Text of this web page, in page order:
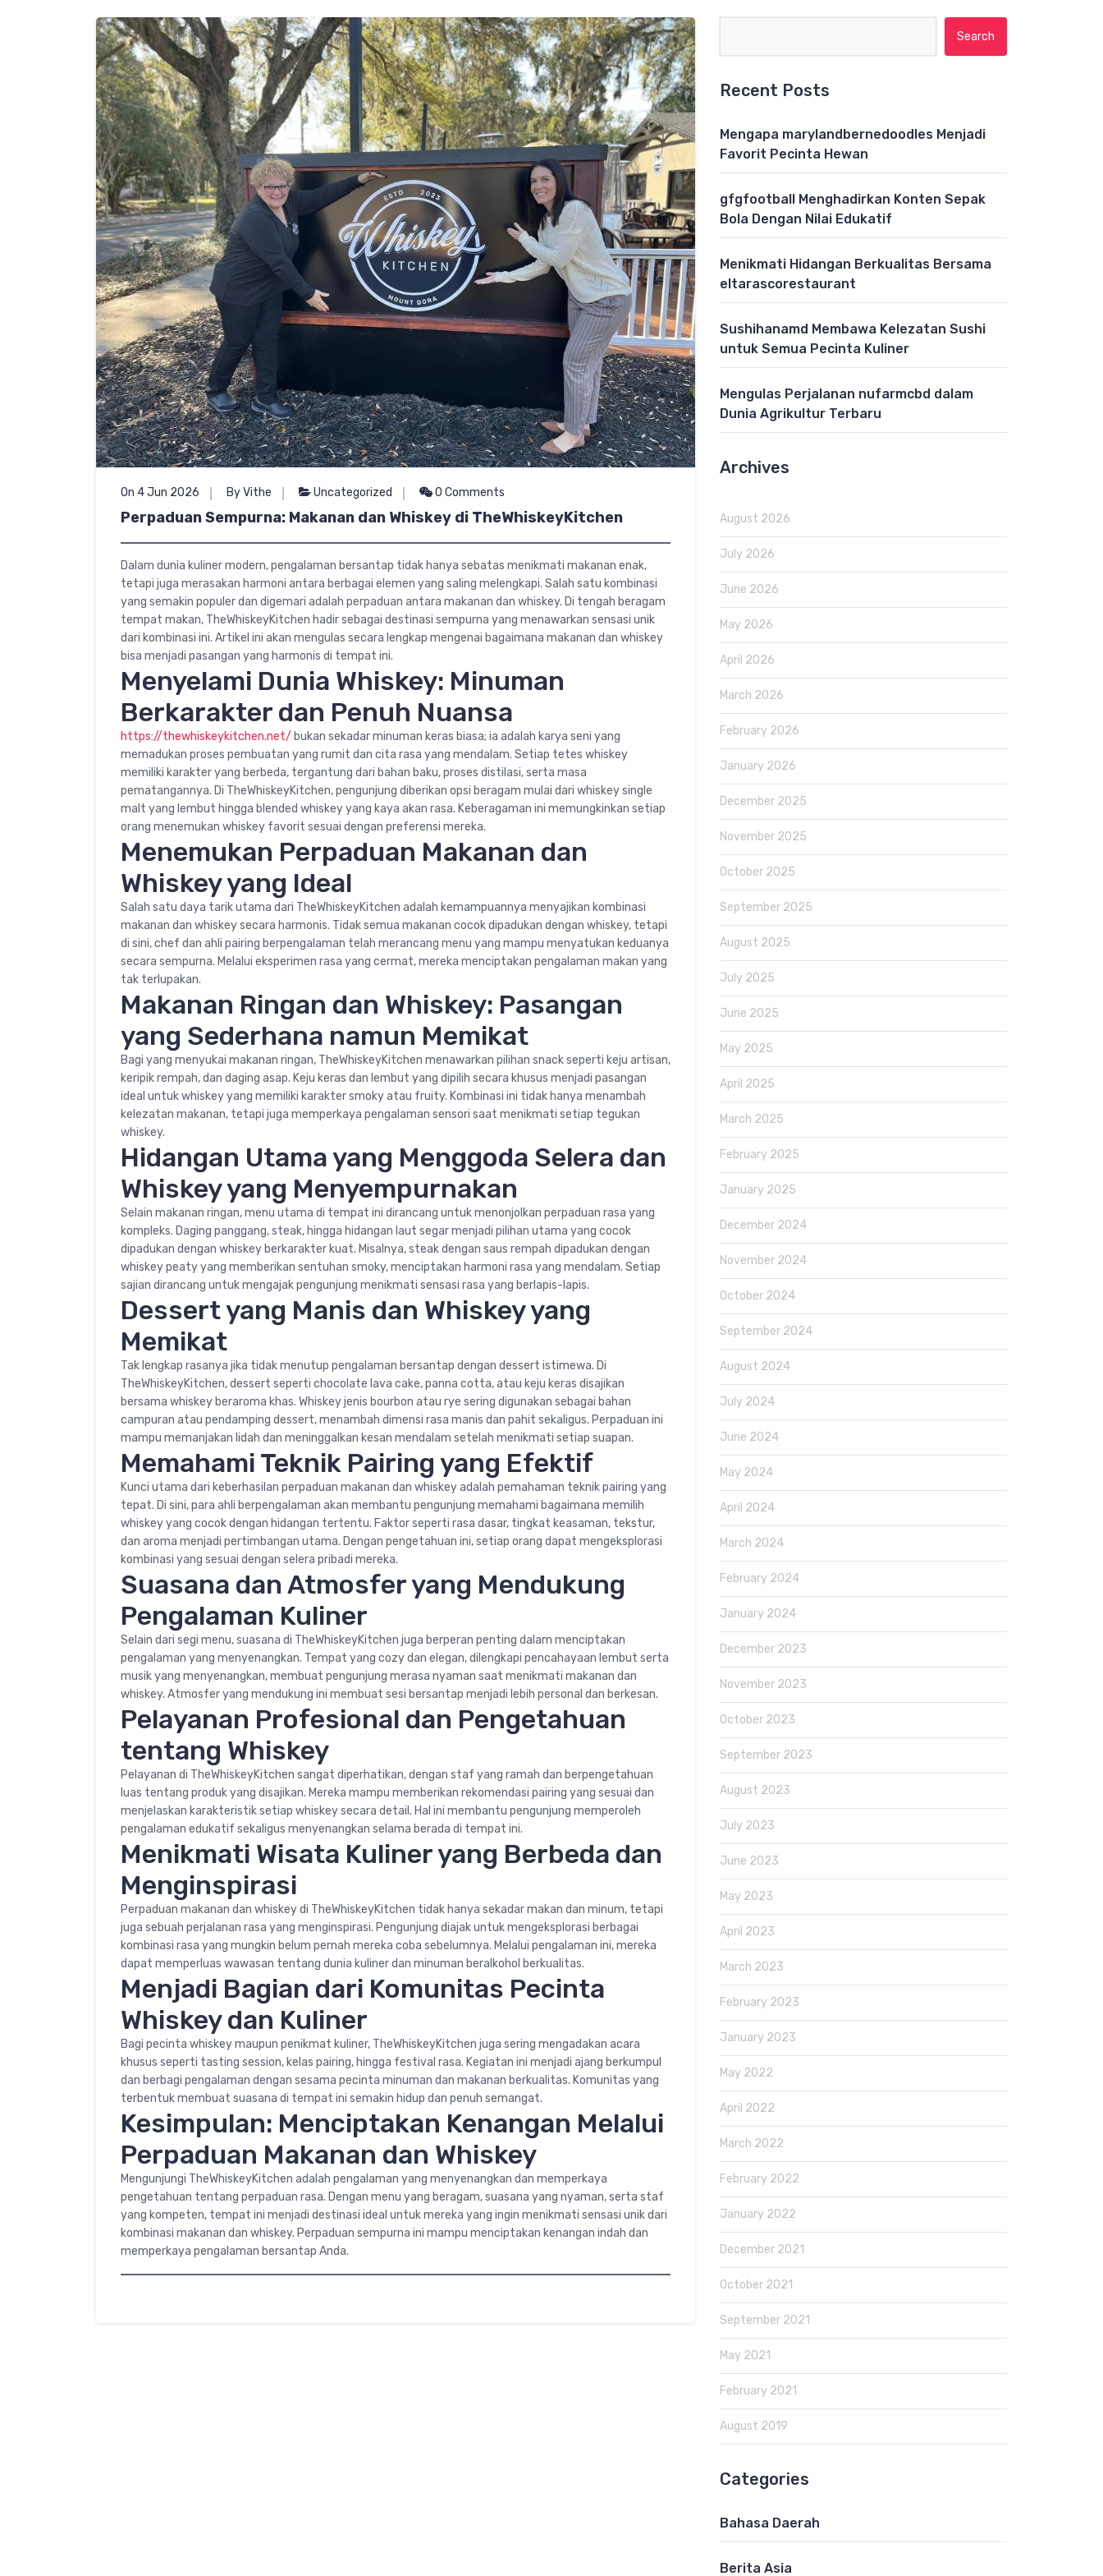
On 4 Jun 2026 By Vithe Uncategorized 0 Comments
Perpaduan Sempurna: Makanan dan Whiskey di TheWhiskeyKitchen
Dalam dunia kuliner modern, pengalaman bersantap tidak hanya sebatas menikmati makanan enak,
tetapi juga merasakan harmoni antara berbagai elemen yang saling melengkapi. Salah satu kombinasi
yang semakin populer dan digemari adalah perpaduan antara makanan dan whiskey. Di tengah beragam
tempat makan, TheWhiskeyKitchen hadir sebagai destinasi sempurna yang menawarkan sensasi unik
dari kombinasi ini. Artikel ini akan mengulas secara lengkap mengenai bagaimana makanan dan whiskey
bisa menjadi pasangan yang harmonis di tempat ini.
Menyelami Dunia Whiskey: Minuman
Berkarakter dan Penuh Nuansa
https://thewhiskeykitchen.net/ bukan sekadar minuman keras biasa; ia adalah karya seni yang
memadukan proses pembuatan yang rumit dan cita rasa yang mendalam. Setiap tetes whiskey
memiliki karakter yang berbeda, tergantung dari bahan baku, proses distilasi, serta masa
pematangannya. Di TheWhiskeyKitchen, pengunjung diberikan opsi beragam mulai dari whiskey single
malt yang lembut hingga blended whiskey yang kaya akan rasa. Keberagaman ini memungkinkan setiap
orang menemukan whiskey favorit sesuai dengan preferensi mereka.
Menemukan Perpaduan Makanan dan
Whiskey yang Ideal
Salah satu daya tarik utama dari TheWhiskeyKitchen adalah kemampuannya menyajikan kombinasi
makanan dan whiskey secara harmonis. Tidak semua makanan cocok dipadukan dengan whiskey, tetapi
di sini, chef dan ahli pairing berpengalaman telah merancang menu yang mampu menyatukan keduanya
secara sempurna. Melalui eksperimen rasa yang cermat, mereka menciptakan pengalaman makan yang
tak terlupakan.
Makanan Ringan dan Whiskey: Pasangan
yang Sederhana namun Memikat
Bagi yang menyukai makanan ringan, TheWhiskeyKitchen menawarkan pilihan snack seperti keju artisan,
keripik rempah, dan daging asap. Keju keras dan lembut yang dipilih secara khusus menjadi pasangan
ideal untuk whiskey yang memiliki karakter smoky atau fruity. Kombinasi ini tidak hanya menambah
kelezatan makanan, tetapi juga memperkaya pengalaman sensori saat menikmati setiap tegukan
whiskey.
Hidangan Utama yang Menggoda Selera dan
Whiskey yang Menyempurnakan
Selain makanan ringan, menu utama di tempat ini dirancang untuk menonjolkan perpaduan rasa yang
kompleks. Daging panggang, steak, hingga hidangan laut segar menjadi pilihan utama yang cocok
dipadukan dengan whiskey berkarakter kuat. Misalnya, steak dengan saus rempah dipadukan dengan
whiskey peaty yang memberikan sentuhan smoky, menciptakan harmoni rasa yang mendalam. Setiap
sajian dirancang untuk mengajak pengunjung menikmati sensasi rasa yang berlapis-lapis.
Dessert yang Manis dan Whiskey yang
Memikat
Tak lengkap rasanya jika tidak menutup pengalaman bersantap dengan dessert istimewa. Di
TheWhiskeyKitchen, dessert seperti chocolate lava cake, panna cotta, atau keju keras disajikan
bersama whiskey beraroma khas. Whiskey jenis bourbon atau rye sering digunakan sebagai bahan
campuran atau pendamping dessert, menambah dimensi rasa manis dan pahit sekaligus. Perpaduan ini
mampu memanjakan lidah dan meninggalkan kesan mendalam setelah menikmati setiap suapan.
Memahami Teknik Pairing yang Efektif
Kunci utama dari keberhasilan perpaduan makanan dan whiskey adalah pemahaman teknik pairing yang
tepat. Di sini, para ahli berpengalaman akan membantu pengunjung memahami bagaimana memilih
whiskey yang cocok dengan hidangan tertentu. Faktor seperti rasa dasar, tingkat keasaman, tekstur,
dan aroma menjadi pertimbangan utama. Dengan pengetahuan ini, setiap orang dapat mengeksplorasi
kombinasi yang sesuai dengan selera pribadi mereka.
Suasana dan Atmosfer yang Mendukung
Pengalaman Kuliner
Selain dari segi menu, suasana di TheWhiskeyKitchen juga berperan penting dalam menciptakan
pengalaman yang menyenangkan. Tempat yang cozy dan elegan, dilengkapi pencahayaan lembut serta
musik yang menyenangkan, membuat pengunjung merasa nyaman saat menikmati makanan dan
whiskey. Atmosfer yang mendukung ini membuat sesi bersantap menjadi lebih personal dan berkesan.
Pelayanan Profesional dan Pengetahuan
tentang Whiskey
Pelayanan di TheWhiskeyKitchen sangat diperhatikan, dengan staf yang ramah dan berpengetahuan
luas tentang produk yang disajikan. Mereka mampu memberikan rekomendasi pairing yang sesuai dan
menjelaskan karakteristik setiap whiskey secara detail. Hal ini membantu pengunjung memperoleh
pengalaman edukatif sekaligus menyenangkan selama berada di tempat ini.
Menikmati Wisata Kuliner yang Berbeda dan
Menginspirasi
Perpaduan makanan dan whiskey di TheWhiskeyKitchen tidak hanya sekadar makan dan minum, tetapi
juga sebuah perjalanan rasa yang menginspirasi. Pengunjung diajak untuk mengeksplorasi berbagai
kombinasi rasa yang mungkin belum pernah mereka coba sebelumnya. Melalui pengalaman ini, mereka
dapat memperluas wawasan tentang dunia kuliner dan minuman beralkohol berkualitas.
Menjadi Bagian dari Komunitas Pecinta
Whiskey dan Kuliner
Bagi pecinta whiskey maupun penikmat kuliner, TheWhiskeyKitchen juga sering mengadakan acara
khusus seperti tasting session, kelas pairing, hingga festival rasa. Kegiatan ini menjadi ajang berkumpul
dan berbagi pengalaman dengan sesama pecinta minuman dan makanan berkualitas. Komunitas yang
terbentuk membuat suasana di tempat ini semakin hidup dan penuh semangat.
Kesimpulan: Menciptakan Kenangan Melalui
Perpaduan Makanan dan Whiskey
Mengunjungi TheWhiskeyKitchen adalah pengalaman yang menyenangkan dan memperkaya
pengetahuan tentang perpaduan rasa. Dengan menu yang beragam, suasana yang nyaman, serta staf
yang kompeten, tempat ini menjadi destinasi ideal untuk mereka yang ingin menikmati sensasi unik dari
kombinasi makanan dan whiskey. Perpaduan sempurna ini mampu menciptakan kenangan indah dan
memperkaya pengalaman bersantap Anda.
Recent Posts
Mengapa marylandbernedoodles Menjadi
Favorit Pecinta Hewan
gfgfootball Menghadirkan Konten Sepak
Bola Dengan Nilai Edukatif
Menikmati Hidangan Berkualitas Bersama
eltarascorestaurant
Sushihanamd Membawa Kelezatan Sushi
untuk Semua Pecinta Kuliner
Mengulas Perjalanan nufarmcbd dalam
Dunia Agrikultur Terbaru
Archives
August 2026
July 2026
June 2026
May 2026
April 2026
March 2026
February 2026
January 2026
December 2025
November 2025
October 2025
September 2025
August 2025
July 2025
June 2025
May 2025
April 2025
March 2025
February 2025
January 2025
December 2024
November 2024
October 2024
September 2024
August 2024
July 2024
June 2024
May 2024
April 2024
March 2024
February 2024
January 2024
December 2023
November 2023
October 2023
September 2023
August 2023
July 2023
June 2023
May 2023
April 2023
March 2023
February 2023
January 2023
May 2022
April 2022
March 2022
February 2022
January 2022
December 2021
October 2021
September 2021
May 2021
February 2021
August 2019
Categories
Bahasa Daerah
Berita Asia